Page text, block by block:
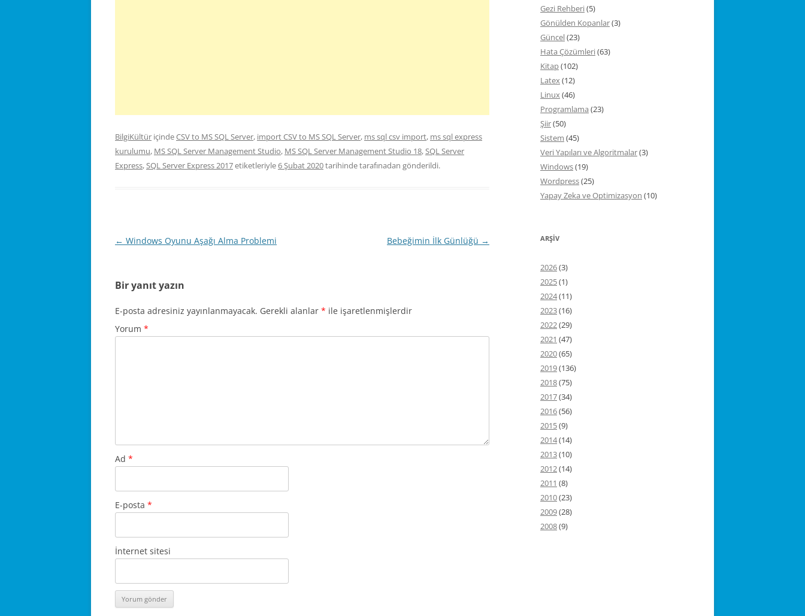
BilgiKültür içindeCSV to MS SQL Server, import CSV to MS SQL Server, ms sql csv import, ms sql express
kurulumu, MS SQL Server Management Studio, MS SQL Server Management Studio 18,SQL Server
Express,SQL Server Express 2017etiketleriyle6 Şubat 2020tarihindetarafınadan gönderildi.
Yazı
← Windows Oyunu Aşağı Alma Problemi Bebeğimin İlk Günlüğü →
Bir yanıt yazın
E-posta adresiniz yayınlanmayacak. Gerekli alanlar * ile işaretlenmişlerdir
Yorum *
Ad *
E-posta *
İnternet sitesi
Gezi Rehberi(5)
Gönülden Kopanlar(3)
Güncel(23)
Hata Çözümleri(63)
Kitap(102)
Latex(12)
Linux(46)
Programlama (23)
Şiir(50)
Sistem (45)
Veri Yapıları ve Algoritmalar(3)
Windows(19)
Wordpress(25)
Yapay Zeka ve Optimizasyon (10)
ARŞIV
2026(3)
2025(1)
2024(11)
2023(16)
2022(29)
2021 (47)
2020(65)
2019(136)
2018(75)
2017(34)
2016(56)
2015(9)
2014(14)
2013(10)
2012(14)
2011 (8)
2010(23)
2009(28)
2008(9)